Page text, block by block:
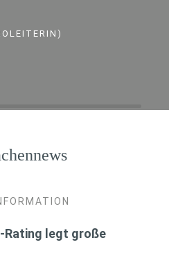
Rating legt große